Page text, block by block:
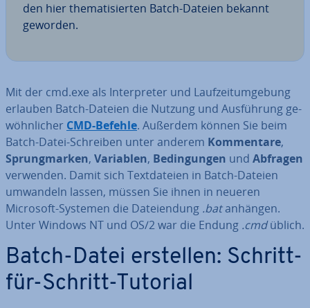
den hier the­ma­ti­sier­ten Batch-Dateien bekannt
geworden.
Mit der cmd.exe als In­ter­pre­ter und Lauf­zeit­um­ge­bung
erlauben Batch-Dateien die Nutzung und Aus­füh­rung ge­
wöhn­li­cher CMD-Befehle. Außerdem können Sie beim
Batch-Datei-Schreiben unter anderem Kom­men­ta­re,
Sprung­mar­ken, Variablen, Be­din­gun­gen und Abfragen
verwenden. Damit sich Text­da­tei­en in Batch-Dateien
umwandeln lassen, müssen Sie ihnen in neueren
Microsoft-Systemen die Da­tei­endung .batanhängen.
Unter Windows NT und OS/2 war die Endung .cmdüblich.
Batch-Datei erstellen: Schritt-
für-Schritt-Tutorial